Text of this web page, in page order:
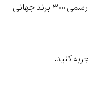
با بیش از ۱۵ سال سابقه فروش ساعت و نمایندگی رسمی ۳۰۰ برند جهانی
کنید.